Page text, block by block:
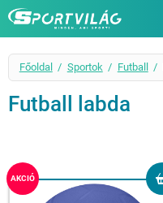
Sportvilág
Főoldal Sportok Futball
Futball labda
AKCIÓ